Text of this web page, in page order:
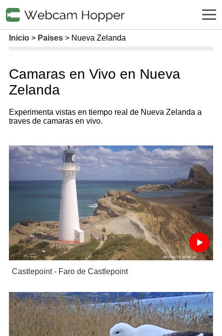
Inicio Paises Nueva Zelanda
Camaras en Vivo en Nueva
Zelanda
Experimenta vistas en tiempo real de Nueva Zelanda a
traves de camaras en vivo.
Castlepoint - Faro de Castlepoint